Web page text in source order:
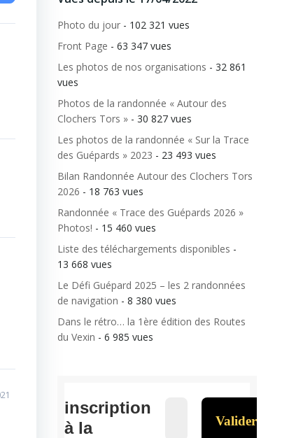
Photo du jour- 102 321 vues
Front Page - 63 347 vues
Les photos de nos organisations - 32 861
vues
Photos de la randonnée « Autour des
Clochers Tors »- 30 827 vues
Les photos de la randonnée « Sur la Trace
des Guépards » 2023 - 23 493 vues
Bilan Randonnée Autour des Clochers Tors
2026 - 18 763 vues
Randonnée « Trace des Guépards 2026 »
Photos! - 15 460 vues
Liste des téléchargements disponibles -
13 668 vues
Le Défi Guépard 2025 – les 2 randonnées
de navigation - 8 380 vues
Dans le rétro… la 1ère édition des Routes
du Vexin - 6 985 vues
inscription
à la